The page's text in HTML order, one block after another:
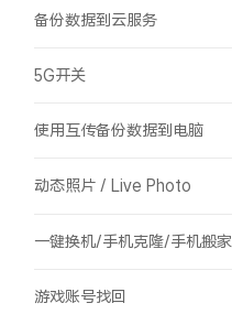
备份数据到云服务
5G开关
使用互传备份数据到电脑
动态照片 / Live Photo
一键换机/手机克隆/手机搬家
游戏账号找回